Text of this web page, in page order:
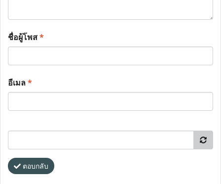
ชื่อผู้โพส*
อีเมล*
ตอบกลับ